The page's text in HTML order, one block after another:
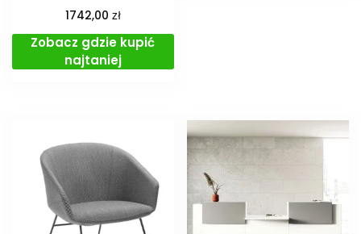
1742,00 zł
Zobacz gdzie kupić
najtaniej